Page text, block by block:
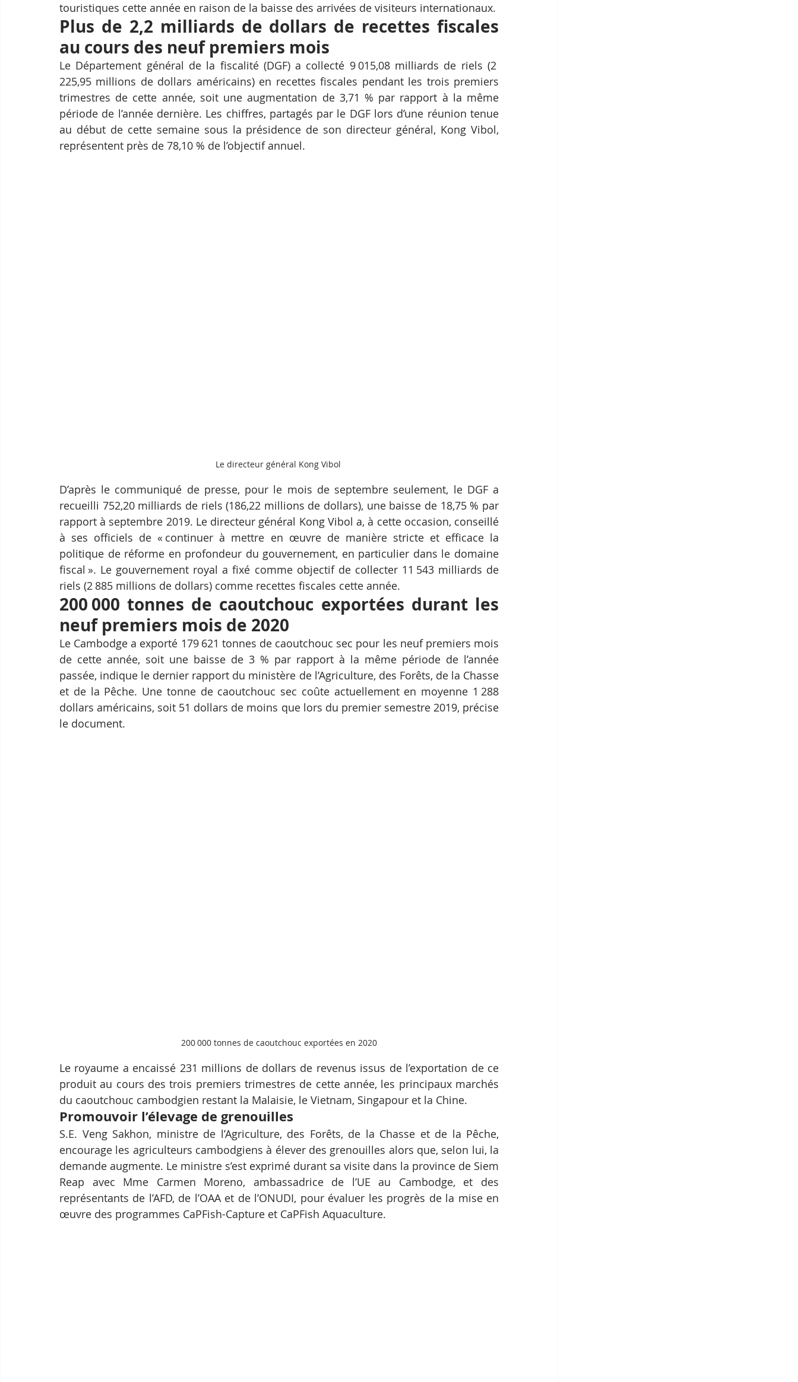
touristiques cette année en raison de la baisse des arrivées de visiteurs internationaux.
Plus de 2,2 milliards de dollars de recettes fiscales
au cours des neuf premiers mois
Le Département général de la fiscalité (DGF) a collecté 9 015,08 milliards de riels (2
225,95 millions de dollars américains) en recettes fiscales pendant les trois premiers
trimestres de cette année, soit une augmentation de 3,71 % par rapport à la même
période de l’année dernière. Les chiffres, partagés par le DGF lors d’une réunion tenue
au début de cette semaine sous la présidence de son directeur général, Kong Vibol,
représentent près de 78,10 % de l’objectif annuel.
Le directeur général Kong Vibol
D’après le communiqué de presse, pour le mois de septembre seulement, le DGF a
recueilli 752,20 milliards de riels (186,22 millions de dollars), une baisse de 18,75 % par
rapport à septembre 2019. Le directeur général Kong Vibol a, à cette occasion, conseillé
à ses officiels de « continuer à mettre en œuvre de manière stricte et efficace la
politique de réforme en profondeur du gouvernement, en particulier dans le domaine
fiscal ». Le gouvernement royal a fixé comme objectif de collecter 11 543 milliards de
riels (2 885 millions de dollars) comme recettes fiscales cette année.
200 000 tonnes de caoutchouc exportées durant les
neuf premiers mois de 2020
Le Cambodge a exporté 179 621 tonnes de caoutchouc sec pour les neuf premiers mois
de cette année, soit une baisse de 3 % par rapport à la même période de l’année
passée, indique le dernier rapport du ministère de l’Agriculture, des Forêts, de la Chasse
et de la Pêche. Une tonne de caoutchouc sec coûte actuellement en moyenne 1 288
dollars américains, soit 51 dollars de moins que lors du premier semestre 2019, précise
le document.
200 000 tonnes de caoutchouc exportées en 2020
Le royaume a encaissé 231 millions de dollars de revenus issus de l’exportation de ce
produit au cours des trois premiers trimestres de cette année, les principaux marchés
du caoutchouc cambodgien restant la Malaisie, le Vietnam, Singapour et la Chine.
Promouvoir l’élevage de grenouilles
S.E. Veng Sakhon, ministre de l’Agriculture, des Forêts, de la Chasse et de la Pêche,
encourage les agriculteurs cambodgiens à élever des grenouilles alors que, selon lui, la
demande augmente. Le ministre s’est exprimé durant sa visite dans la province de Siem
Reap avec Mme Carmen Moreno, ambassadrice de l’UE au Cambodge, et des
représentants de l’AFD, de l’OAA et de l’ONUDI, pour évaluer les progrès de la mise en
œuvre des programmes CaPFish-Capture et CaPFish Aquaculture.